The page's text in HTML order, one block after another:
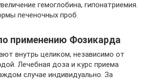
гемоглобина, гипонатриемия.
печеночных проб.
применению Фозикарда
внутрь целиком, независимо от
Лечебная доза и курс приема
случае индивидуально. За